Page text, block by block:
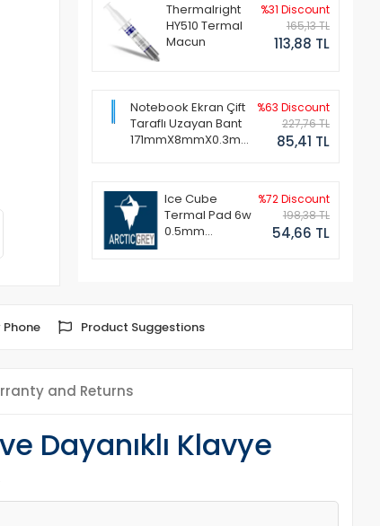
Thermalright
HY510 Termal
Macun
%31 Discount
165,13 TL
113,88 TL
Notebook Ekran Çift
Taraflı Uzayan Bant
171mmX8mmX0.3mm
%63 Discount
227,76 TL
85,41 TL
Ice Cube
Termal Pad 6w
0.5mm
%72 Discount
198,38 TL
54,66 TL
Phone Product Suggestions
and Returns
Dayanıklı Klavye